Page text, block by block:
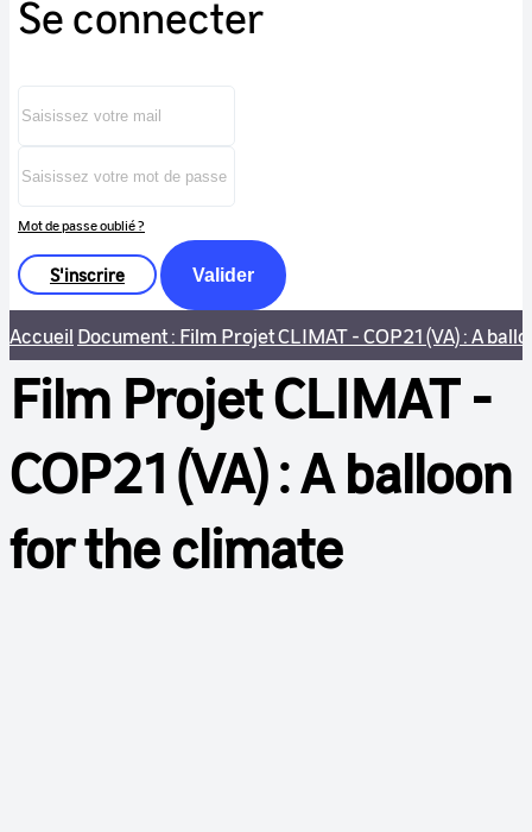
Se connecter
Mot de passe oublié ?
S'inscrire Valider
Accueil Document : Film Projet CLIMAT - COP21 (VA) : A
Film Projet CLIMAT -
COP21 (VA) : A balloon
for the climate